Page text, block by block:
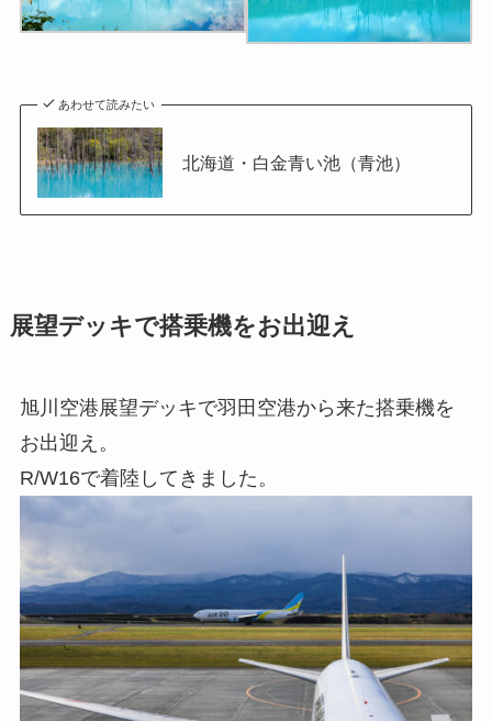
あわせて読みたい
北海道・白金青い池（青池）
展望デッキで搭乗機をお出迎え
旭川空港展望デッキで羽田空港から来た搭乗機を
お出迎え。
R/W16で着陸してきました。